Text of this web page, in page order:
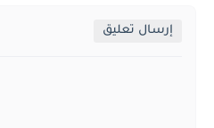
إرسال تعليق